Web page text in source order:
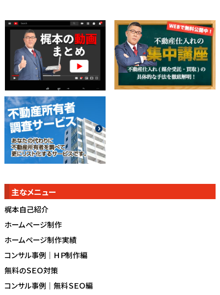
主なメニュー
梶本自己紹介
ホームページ制作
ホームページ制作実績
コンサル事例｜ＨＰ制作編
無料のＳＥＯ対策
コンサル事例｜無料ＳＥＯ編